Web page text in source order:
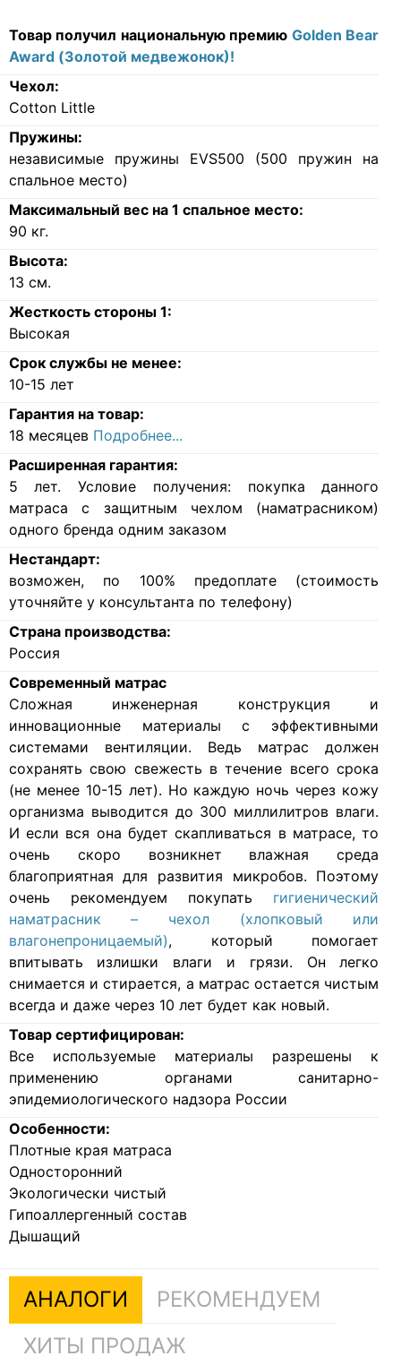
Товар получил национальную премию Golden Bear
Award (Золотой медвежонок)!
Чехол:
Cotton Little
Пружины:
независимые пружины EVS500 (500 пружин на
спальное место)
Максимальный вес на 1 спальное место:
90 кг.
Высота:
13 см.
Жесткость стороны 1:
Высокая
Срок службы не менее:
10-15 лет
Гарантия на товар:
18 месяцев Подробнее...
Расширенная гарантия:
5 лет. Условие получения: покупка данного
матраса с защитным чехлом (наматрасником)
одного бренда одним заказом
Нестандарт:
возможен, по 100% предоплате (стоимость
уточняйте у консультанта по телефону)
Страна производства:
Россия
Современный матрас
Cложная инженерная конструкция и
инновационные материалы с эффективными
системами вентиляции. Ведь матрас должен
сохранять свою свежесть в течение всего срока
(не менее 10-15 лет). Но каждую ночь через кожу
организма выводится до 300 миллилитров влаги.
И если вся она будет скапливаться в матрасе, то
очень скоро возникнет влажная среда
благоприятная для развития микробов. Поэтому
очень рекомендуем покупать гигиенический
наматрасник – чехол (хлопковый или
влагонепроницаемый), который помогает
впитывать излишки влаги и грязи. Он легко
снимается и стирается, а матрас остается чистым
всегда и даже через 10 лет будет как новый.
Товар сертифицирован:
Все используемые материалы разрешены к
применению органами санитарно-
эпидемиологического надзора России
Особенности:
Плотные края матраса
Односторонний
Экологически чистый
Гипоаллергенный состав
Дышащий
АНАЛОГИ
РЕКОМЕНДУЕМ
ХИТЫ ПРОДАЖ